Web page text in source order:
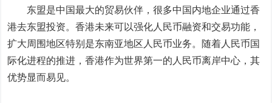
东盟是中国最大的贸易伙伴，很多中国内地企业通过香
港去东盟投资。香港未来可以强化人民币融资和交易功能，
扩大周围地区特别是东南亚地区人民币业务。随着人民币国
际化进程的推进，香港作为世界第一的人民币离岸中心，其
优势显而易见。